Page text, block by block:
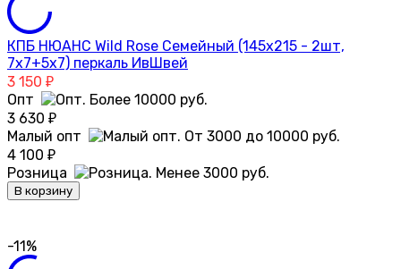
КПБ НЮАНС Wild Rose Семейный (145х215 - 2шт,
7х7+5х7) перкаль ИвШвей
3 150 ₽
Опт
3 630 ₽
Малый опт
4 100 ₽
Розница
В корзину
-11%